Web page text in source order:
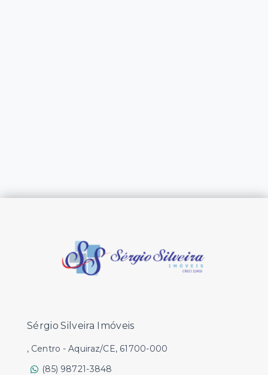
Sérgio Silveira Imóveis
, Centro - Aquiraz/CE, 61700-000
(85) 98721-3848